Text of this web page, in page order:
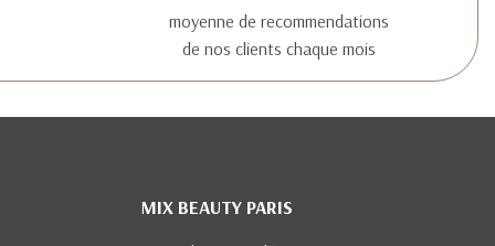
moyenne de recommendations
de nos clients chaque mois
MIX BEAUTY PARIS